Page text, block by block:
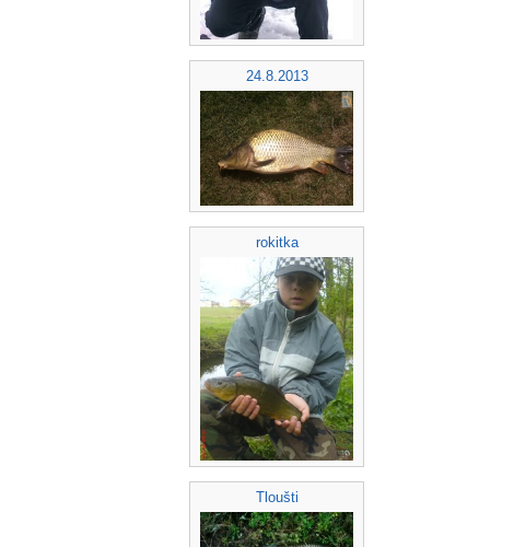
24.8.2013
rokitka
Tloušti